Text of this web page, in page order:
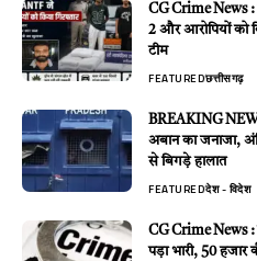
CG Crime News :
2 और आरोपियों को
टीम
FEATUREDछत्तीसगढ़
BREAKING
अबान का जनाजा,
से बिगड़े हालात
FEATUREDदेश - विदेश
CG Crime News :
पड़ा भारी, 50 हजार